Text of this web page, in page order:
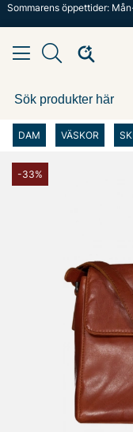
Sommarens öppettider:
DAM VÄSKOR
-33%